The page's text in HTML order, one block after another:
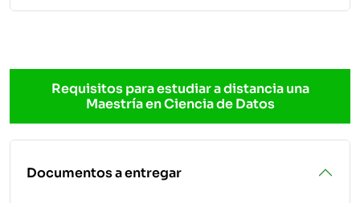
Requisitos para estudiar a distancia una
Maestría en Ciencia de Datos
Documentos a entregar